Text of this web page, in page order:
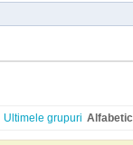
Ultimele grupuri Alfabetic